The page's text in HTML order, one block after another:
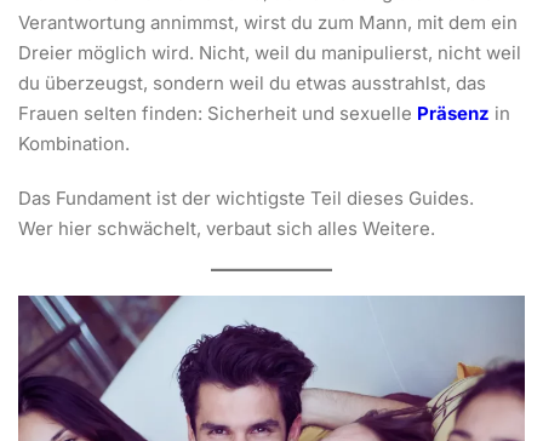
Verantwortung annimmst, wirst du zum Mann, mit dem ein
Dreier möglich wird. Nicht, weil du manipulierst, nicht weil
du überzeugst, sondern weil du etwas ausstrahlst, das
Frauen selten finden: Sicherheit und sexuelle Präsenz in
Kombination.
Das Fundament ist der wichtigste Teil dieses Guides.
Wer hier schwächelt, verbaut sich alles Weitere.